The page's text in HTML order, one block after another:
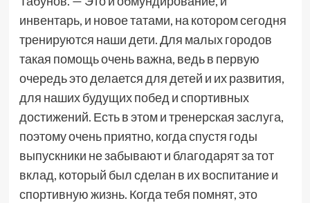
инвентарь, и новое татами, на котором сегодня
тренируются наши дети. Для малых городов
такая помощь очень важна, ведь в первую
очередь это делается для детей и их развития,
для наших будущих побед и спортивных
достижений. Есть в этом и тренерская заслуга,
поэтому очень приятно, когда спустя годы
выпускники не забывают и благодарят за тот
вклад, который был сделан в их воспитание и
спортивную жизнь. Когда тебя помнят, это